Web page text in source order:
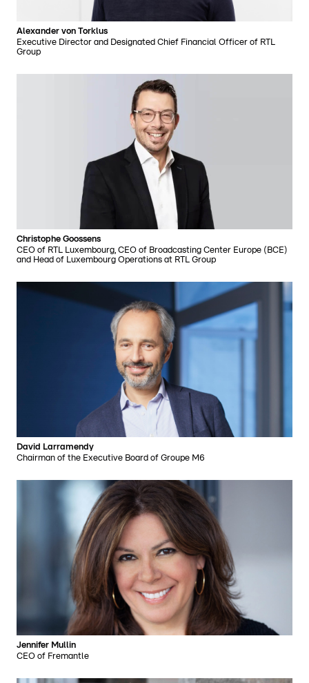
Alexander von Torklus
Executive Director and Designated Chief Financial Officer of RTL
Group
Christophe Goossens
CEO of RTL Luxembourg, CEO of Broadcasting Center Europe (BCE)
and Head of Luxembourg Operations at RTL Group
David Larramendy
Chairman of the Executive Board of Groupe M6
Jennifer Mullin
CEO of Fremantle